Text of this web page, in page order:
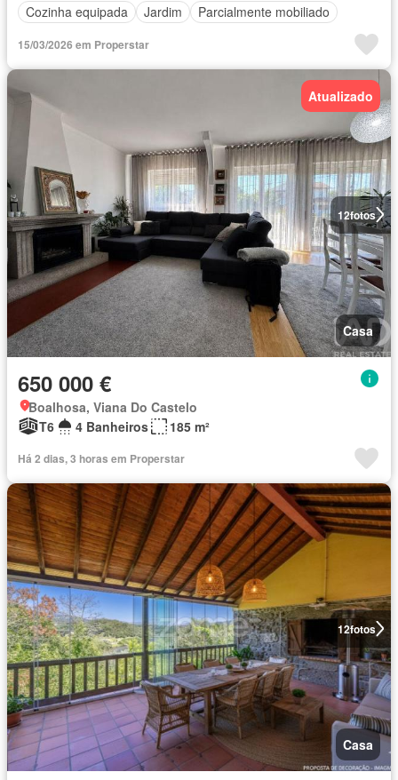
Cozinha equipada
Jardim Parcialmente mobiliado
15/03/2026 em Properstar
12fotos
Atualizado
Casa
650 000 €
Boalhosa, Viana Do Castelo
T6
4 Banheiros 185 m²
Há 2 dias, 3 horas em Properstar
12fotos
Casa